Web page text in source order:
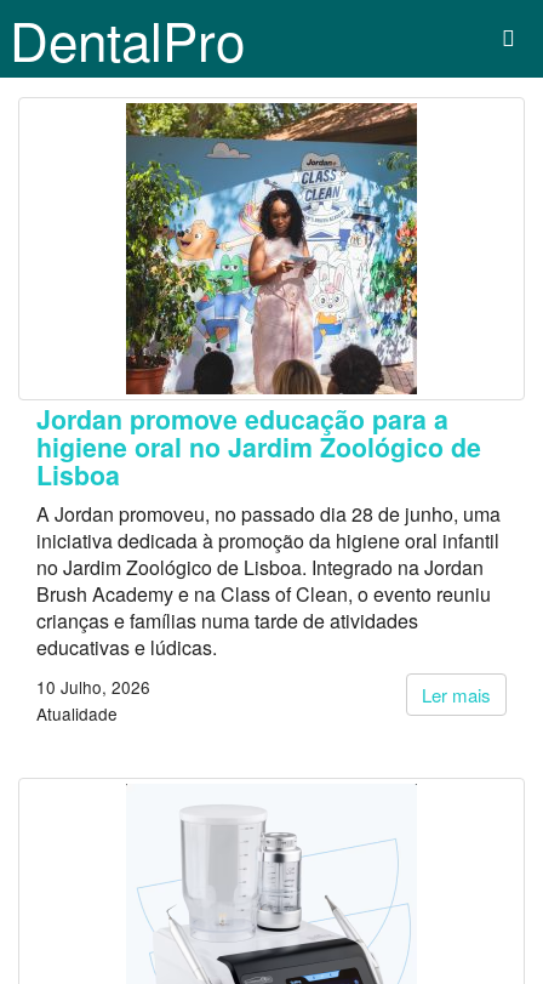
DentalPro
Jordan promove educação para a
higiene oral no Jardim Zoológico de
Lisboa
A Jordan promoveu, no passado dia 28 de junho, uma
iniciativa dedicada à promoção da higiene oral infantil
no Jardim Zoológico de Lisboa. Integrado na Jordan
Brush Academy e na Class of Clean, o evento reuniu
crianças e famílias numa tarde de atividades
educativas e lúdicas.
Ler mais
10 Julho, 2026
Atualidade